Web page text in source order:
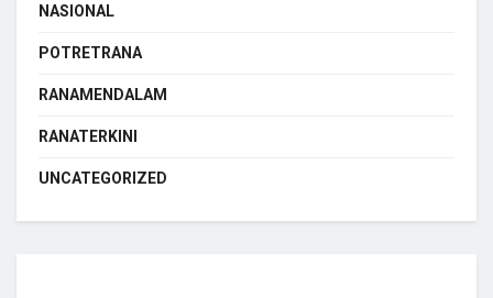
NASIONAL
POTRETRANA
RANAMENDALAM
RANATERKINI
UNCATEGORIZED